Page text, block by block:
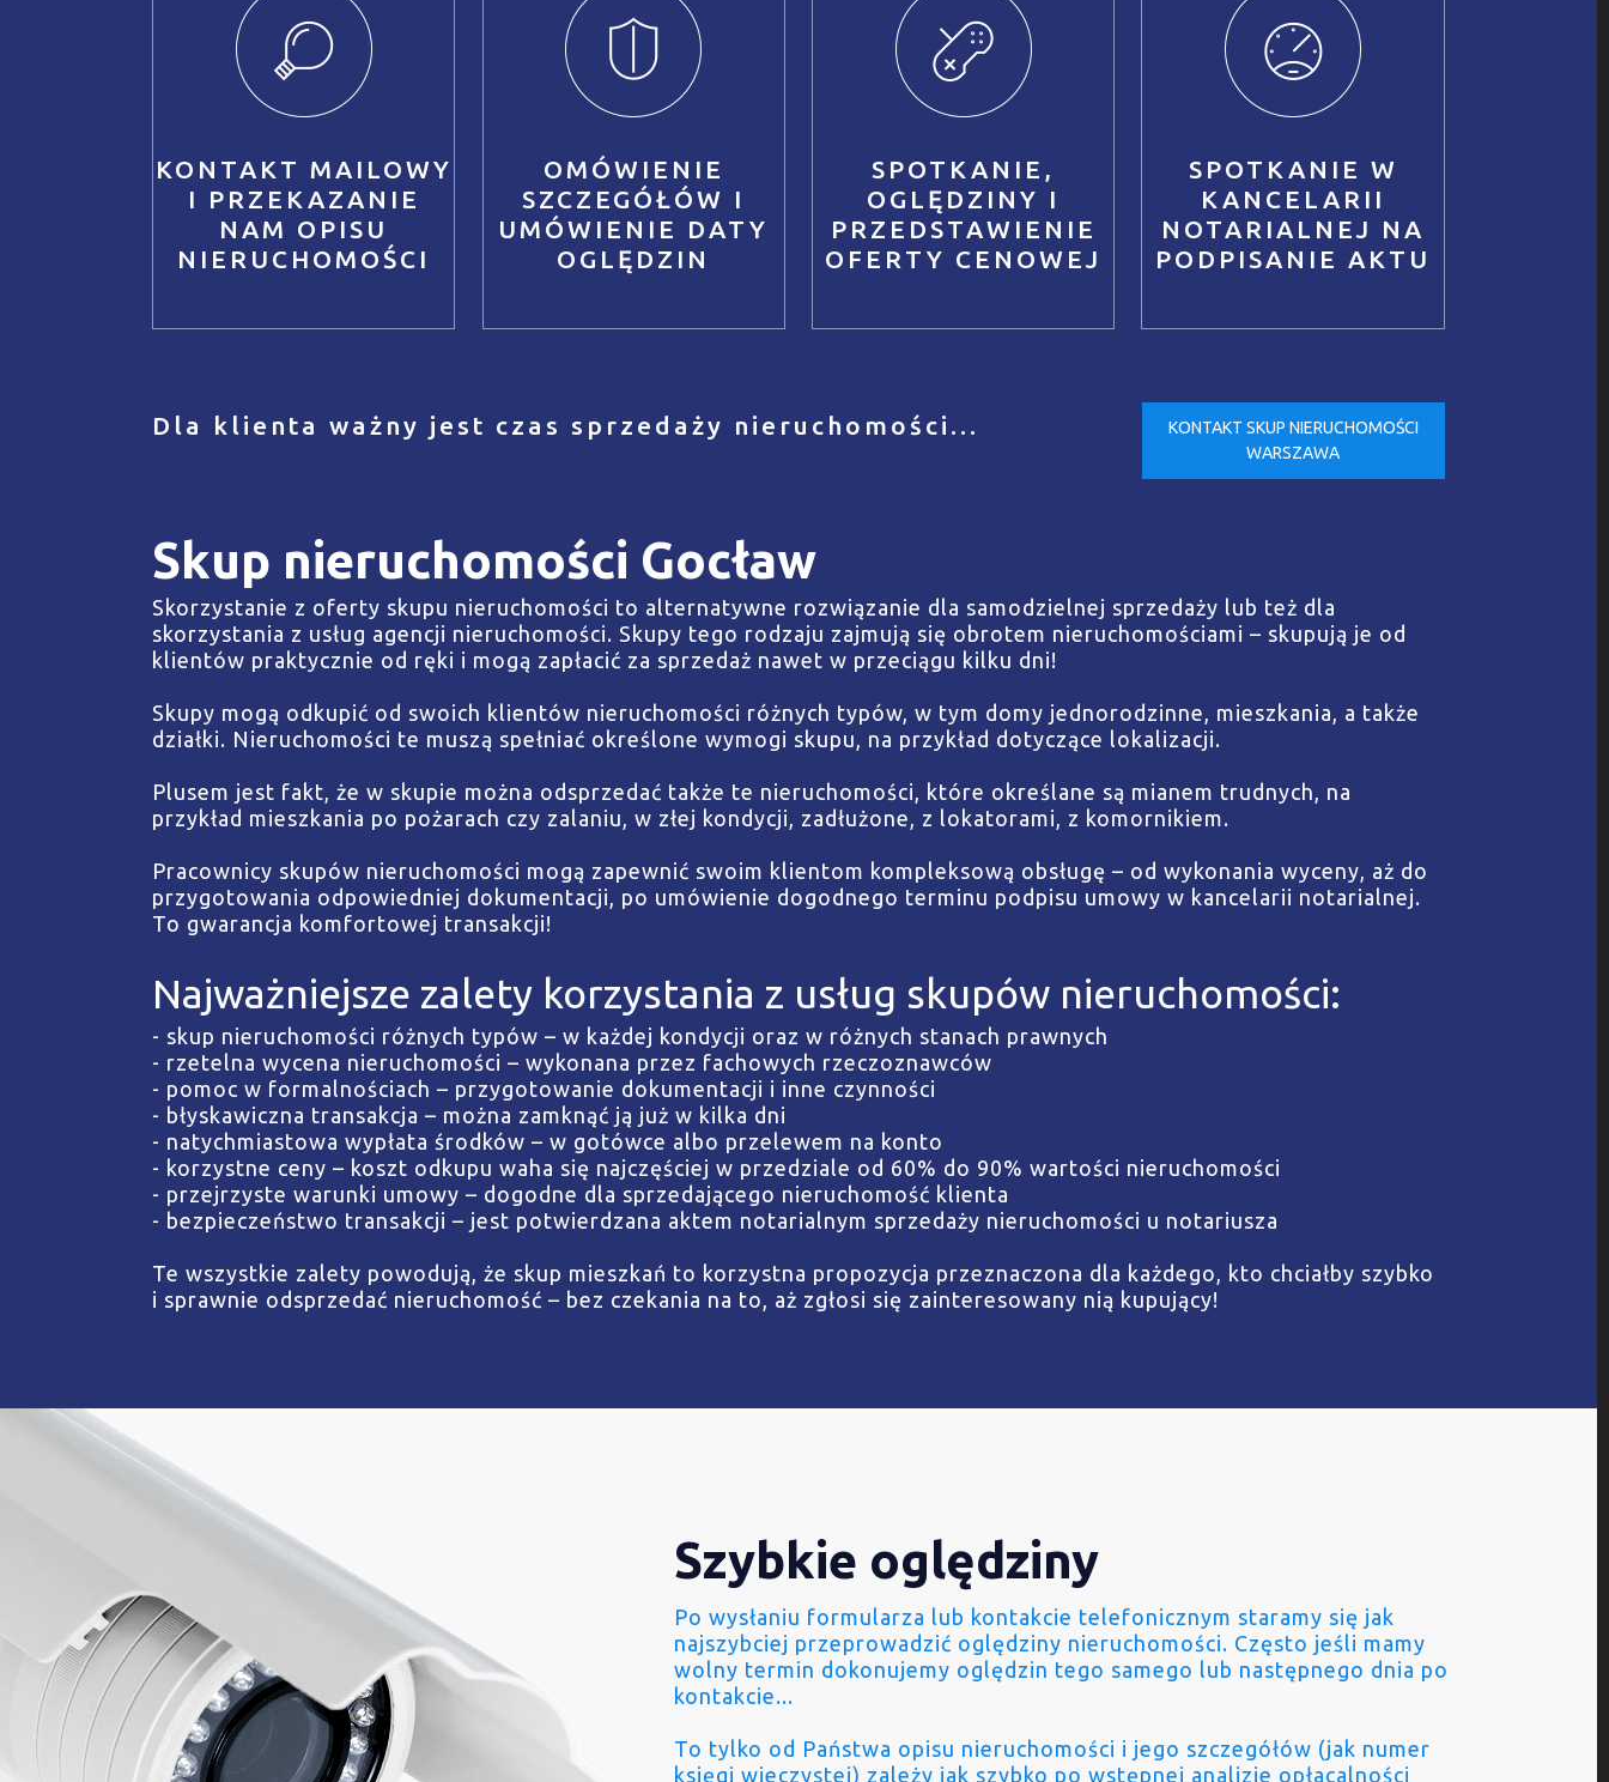
KONTAKT MAILOWY
I PRZEKAZANIE
NAM OPISU
NIERUCHOMOŚCI
OMÓWIENIE
SZCZEGÓŁÓW I
UMÓWIENIE DATY
OGLĘDZIN
SPOTKANIE,
OGLĘDZINY I
PRZEDSTAWIENIE
OFERTY CENOWEJ
SPOTKANIE W
KANCELARII
NOTARIALNEJ NA
PODPISANIE AKTU
Dla klienta ważny jest czas sprzedaży nieruchomości...
KONTAKT SKUP NIERUCHOMOŚCI
WARSZAWA
Skup nieruchomości Gocław
Skorzystanie z oferty skupu nieruchomości to alternatywne rozwiązanie dla samodzielnej sprzedaży lub też dla
skorzystania z usług agencji nieruchomości. Skupy tego rodzaju zajmują się obrotem nieruchomościami – skupują je od
klientów praktycznie od ręki i mogą zapłacić za sprzedaż nawet w przeciągu kilku dni!
Skupy mogą odkupić od swoich klientów nieruchomości różnych typów, w tym domy jednorodzinne, mieszkania, a także
działki. Nieruchomości te muszą spełniać określone wymogi skupu, na przykład dotyczące lokalizacji.
Plusem jest fakt, że w skupie można odsprzedać także te nieruchomości, które określane są mianem trudnych, na
przykład mieszkania po pożarach czy zalaniu, w złej kondycji, zadłużone, z lokatorami, z komornikiem.
Pracownicy skupów nieruchomości mogą zapewnić swoim klientom kompleksową obsługę – od wykonania wyceny, aż do
przygotowania odpowiedniej dokumentacji, po umówienie dogodnego terminu podpisu umowy w kancelarii notarialnej.
To gwarancja komfortowej transakcji!
Najważniejsze zalety korzystania z usług skupów nieruchomości:
- skup nieruchomości różnych typów – w każdej kondycji oraz w różnych stanach prawnych
- rzetelna wycena nieruchomości – wykonana przez fachowych rzeczoznawców
- pomoc w formalnościach – przygotowanie dokumentacji i inne czynności
- błyskawiczna transakcja – można zamknąć ją już w kilka dni
- natychmiastowa wypłata środków – w gotówce albo przelewem na konto
- korzystne ceny – koszt odkupu waha się najczęściej w przedziale od 60% do 90% wartości nieruchomości
- przejrzyste warunki umowy – dogodne dla sprzedającego nieruchomość klienta
- bezpieczeństwo transakcji – jest potwierdzana aktem notarialnym sprzedaży nieruchomości u notariusza
Te wszystkie zalety powodują, że skup mieszkań to korzystna propozycja przeznaczona dla każdego, kto chciałby szybko
i sprawnie odsprzedać nieruchomość – bez czekania na to, aż zgłosi się zainteresowany nią kupujący!
Szybkie oględziny
Po wysłaniu formularza lub kontakcie telefonicznym staramy się jak
najszybciej przeprowadzić oględziny nieruchomości. Często jeśli mamy
wolny termin dokonujemy oględzin tego samego lub następnego dnia po
kontakcie...
To tylko od Państwa opisu nieruchomości i jego szczegółów (jak numer
księgi wieczystej) zależy jak szybko po wstępnej analizie opłacalności